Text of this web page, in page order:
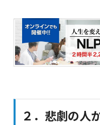
２．悲劇の人